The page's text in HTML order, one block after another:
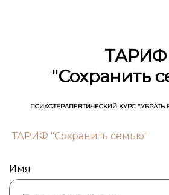
ТАРИФ
"Сохранить
ПСИХОТЕРАПЕВТИЧЕСКИЙ КУРС "УБРАТЬ
ТАРИФ "Сохранить семью"
Имя